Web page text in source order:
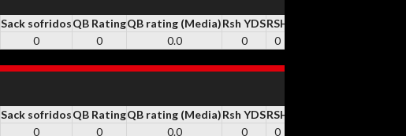
Sack sofridosQB RatingQB rating (Media)Rsh YDSRSH
0 0 0.0 0 0
Sack sofridosQB RatingQB rating (Media)Rsh YDSRSH
0 0 0.0 0 0